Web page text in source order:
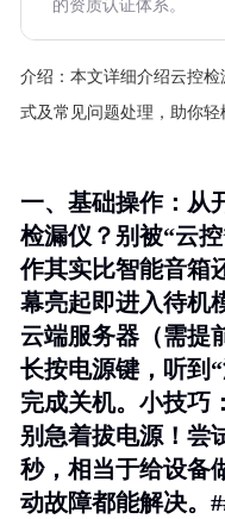
的资质认证体系。
介绍： 本文详细介绍云控
式及常见问题处理，助你轻
一、基础操作：从
检漏仪？别被“云
作其实比智能音箱
幕亮起即进入待机
云端服务器（需提
长按电源键，听到
完成关机。 小技巧
别急着拔电源！尝
秒，相当于给设备
动故障都能解决。